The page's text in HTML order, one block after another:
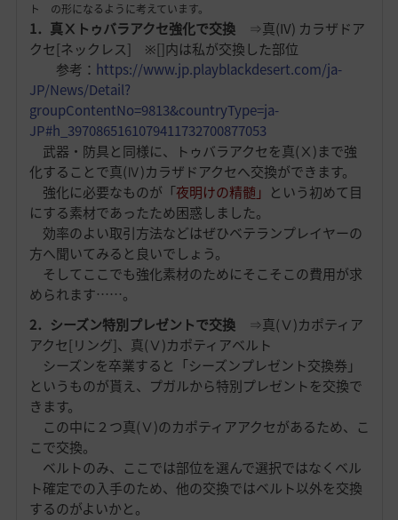
ト の形になるように考えています。
1．真Ⅹトゥバラアクセ強化で交換
⇒真(IV) カラザドア
クセ[ネックレス] ※[]内は私が交換した部位
参考： https://www.jp.playblackdesert.com/ja-
JP/News/Detail?
groupContentNo=9813&countryType=ja-
JP#h_3970865161079411732700877053
武器・防具と同様に、トゥバラアクセを真(Ⅹ)まで強
化することで真(Ⅳ)カラザドアクセへ交換ができます。
強化に必要なものが「夜明けの精髄」 という初めて目
にする素材であったため困惑しました。
効率のよい取引方法などはぜひベテランプレイヤーの
方へ聞いてみると良いでしょう。
そしてここでも強化素材のためにそこそこの費用が求
められます……。
2．シーズン特別プレゼントで交換⇒真(Ⅴ)カポティア
アクセ[リング]、真(Ⅴ)カポティアベルト
シーズンを卒業すると「シーズンプレゼント交換券」
というものが貰え、プガルから特別プレゼントを交換で
きます。
この中に２つ真(Ⅴ)のカポティアアクセがあるため、こ
こで交換。
ベルトのみ、ここでは部位を選んで選択ではなくベル
ト確定での入手のため、他の交換ではベルト以外を交換
するのがよいかと。